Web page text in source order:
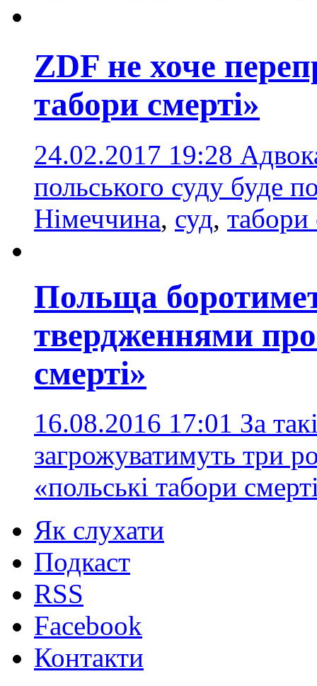
ZDF не хоче
табори смерті»
24.02.2017 19:28
польського суду буде
Німеччина, суд, табори
Польща
твердженнями
смерті»
16.08.2016 17:01 За
загрожуватимуть три
«польські табори
Як слухати
Подкаст
RSS
Facebook
Контакти